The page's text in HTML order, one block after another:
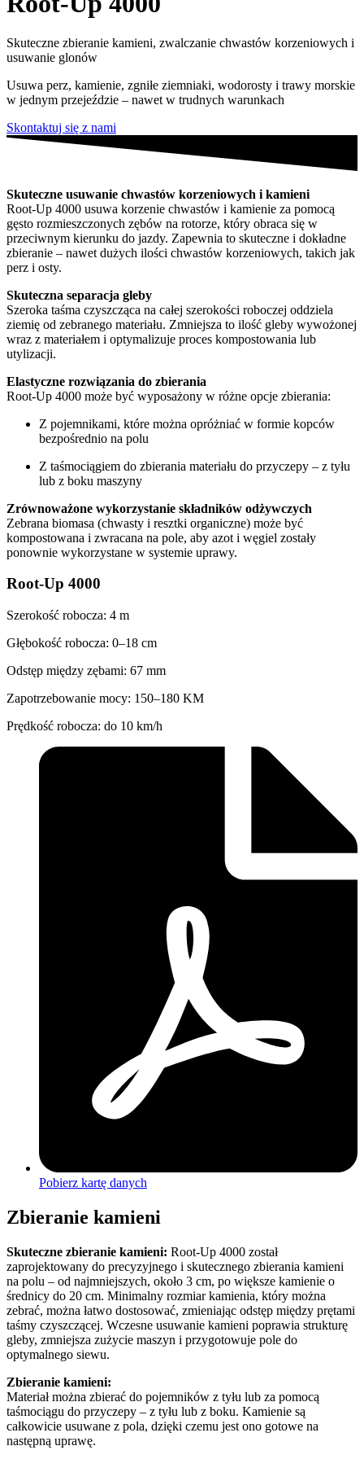
Skuteczne zbieranie kamieni, zwalczanie chwastów korzeniowych i
usuwanie glonów
Usuwa perz, kamienie, zgniłe ziemniaki, wodorosty i trawy morskie
w jednym przejeździe – nawet w trudnych warunkach
Skontaktuj się z nami
Skuteczne usuwanie chwastów korzeniowych i kamieni
Root-Up 4000 usuwa korzenie chwastów i kamienie za pomocą
gęsto rozmieszczonych zębów na rotorze, który obraca się w
przeciwnym kierunku do jazdy. Zapewnia to skuteczne i dokładne
zbieranie – nawet dużych ilości chwastów korzeniowych, takich jak
perz i osty.
Skuteczna separacja gleby
Szeroka taśma czyszcząca na całej szerokości roboczej oddziela
ziemię od zebranego materiału. Zmniejsza to ilość gleby wywożonej
wraz z materiałem i optymalizuje proces kompostowania lub
utylizacji.
Elastyczne rozwiązania do zbierania
Root-Up 4000 może być wyposażony w różne opcje zbierania:
Z pojemnikami, które można opróżniać w formie kopców
bezpośrednio na polu
Z taśmociągiem do zbierania materiału do przyczepy – z tyłu
lub z boku maszyny
Zrównoważone wykorzystanie składników odżywczych
Zebrana biomasa (chwasty i resztki organiczne) może być
kompostowana i zwracana na pole, aby azot i węgiel zostały
ponownie wykorzystane w systemie uprawy.
Root-Up 4000
Szerokość robocza: 4 m
Głębokość robocza: 0–18 cm
Odstęp między zębami: 67 mm
Zapotrzebowanie mocy: 150–180 KM
Prędkość robocza: do 10 km/h
Pobierz kartę danych
Zbieranie kamieni
Skuteczne zbieranie kamieni: Root-Up 4000 został
zaprojektowany do precyzyjnego i skutecznego zbierania kamieni
na polu – od najmniejszych, około 3 cm, po większe kamienie o
średnicy do 20 cm. Minimalny rozmiar kamienia, który można
zebrać, można łatwo dostosować, zmieniając odstęp między prętami
taśmy czyszczącej. Wczesne usuwanie kamieni poprawia strukturę
gleby, zmniejsza zużycie maszyn i przygotowuje pole do
optymalnego siewu.
Zbieranie kamieni:
Materiał można zbierać do pojemników z tyłu lub za pomocą
taśmociągu do przyczepy – z tyłu lub z boku. Kamienie są
całkowicie usuwane z pola, dzięki czemu jest ono gotowe na
następną uprawę.